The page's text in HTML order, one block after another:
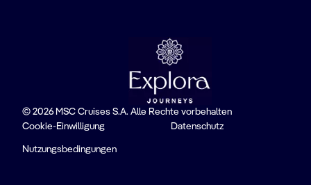
© 2026 MSC Cruises S.A. Alle Rechte vorbehalten
Cookie-Einwilligung
Datenschutz
Nutzungsbedingungen